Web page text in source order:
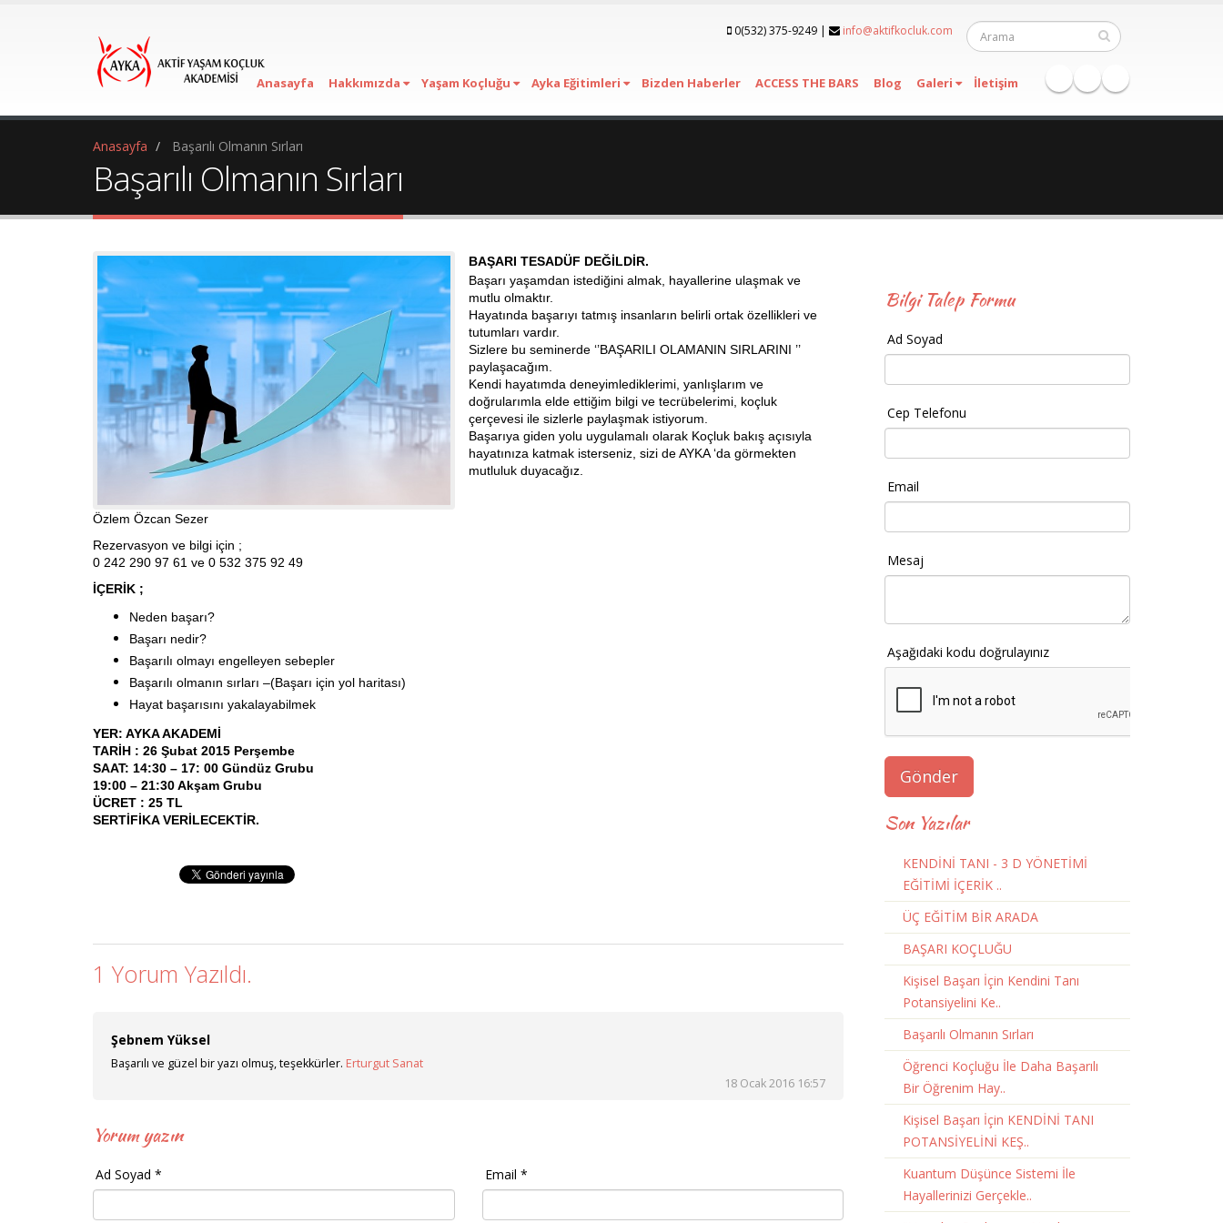
0(532) 375-9249 | info@aktifkocluk.com
Anasayfa Hakkımızda Yaşam Koçluğu Ayka Eğitimleri Bizden Haberler ACCESS THE BARS Blog Galeri İletişim
Anasayfa Başarılı Olmanın Sırları
Başarılı Olmanın Sırları
Bilgi Talep Formu
Ad Soyad
Cep Telefonu
Email
Mesaj
Aşağıdaki kodu doğrulayınız
Son Yazılar
KENDİNİ TANI - 3 D YÖNETİMİ
EĞİTİMİ İÇERİK ..
ÜÇ EĞİTİM BİR ARADA
BAŞARI KOÇLUĞU
Kişisel Başarı İçin Kendini Tanı
Potansiyelini Ke..
Başarılı Olmanın Sırları
Öğrenci Koçluğu İle Daha Başarılı
Bir Öğrenim Hay..
Kişisel Başarı İçin KENDİNİ TANI
POTANSİYELİNİ KEŞ..
Kuantum Düşünce Sistemi İle
Hayallerinizi Gerçekle..
BAŞARI TESADÜF DEĞİLDİR.
Başarı yaşamdan istediğini almak, hayallerine ulaşmak ve
mutlu olmaktır.
Hayatında başarıyı tatmış insanların belirli ortak özellikleri ve
tutumları vardır.
Sizlere bu seminerde ‘’BAŞARILI OLAMANIN SIRLARINI ’’
paylaşacağım.
Kendi hayatımda deneyimlediklerimi, yanlışlarım ve
doğrularımla elde ettiğim bilgi ve tecrübelerimi, koçluk
çerçevesi ile sizlerle paylaşmak istiyorum.
Başarıya giden yolu uygulamalı olarak Koçluk bakış açısıyla
hayatınıza katmak isterseniz, sizi de AYKA ‘da görmekten
mutluluk duyacağız.
Özlem Özcan Sezer
Rezervasyon ve bilgi için ;
0 242 290 97 61 ve 0 532 375 92 49
İÇERİK ;
Neden başarı?
Başarı nedir?
Başarılı olmayı engelleyen sebepler
Başarılı olmanın sırları –(Başarı için yol haritası)
Hayat başarısını yakalayabilmek
YER: AYKA AKADEMİ
TARİH : 26 Şubat 2015 Perşembe
SAAT: 14:30 – 17: 00 Gündüz Grubu
19:00 – 21:30 Akşam Grubu
ÜCRET : 25 TL
SERTİFİKA VERİLECEKTİR.
1 Yorum Yazıldı.
Şebnem Yüksel
Başarılı ve güzel bir yazı olmuş, teşekkürler. Erturgut Sanat
18 Ocak 2016 16:57
Yorum yazın
Ad Soyad * Email *